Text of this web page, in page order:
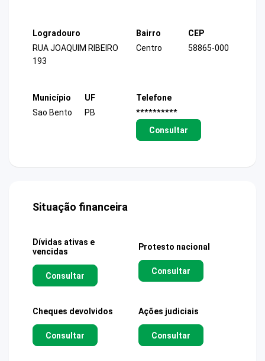
Logradouro
RUA JOAQUIM RIBEIRO
193
Bairro
Centro
CEP
58865-000
Município
Sao Bento
UF
PB
Telefone
**********
Consultar
Situação financeira
Dívidas ativas e
vencidas
Consultar
Protesto nacional
Consultar
Cheques devolvidos
Consultar
Ações judiciais
Consultar